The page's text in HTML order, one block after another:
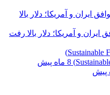
ایران و آمریکا؛ دلار بالا رفت
8 ماه پیش